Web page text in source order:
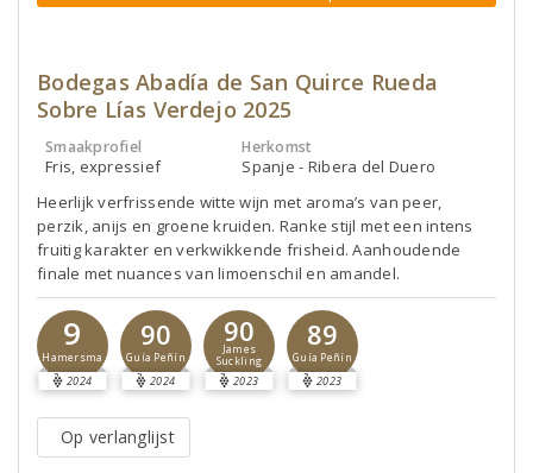
Bodegas Abadía de San Quirce Rueda
Sobre Lías Verdejo 2025
Smaakprofiel
Fris, expressief
Herkomst
Spanje - Ribera del Duero
Heerlijk verfrissende witte wijn met aroma’s van peer,
perzik, anijs en groene kruiden. Ranke stijl met een intens
fruitig karakter en verkwikkende frisheid. Aanhoudende
finale met nuances van limoenschil en amandel.
9
Hamersma
2024
90
Guía Peñín
2024
90
James
Suckling
2023
89
Guía Peñín
2023
Op verlanglijst